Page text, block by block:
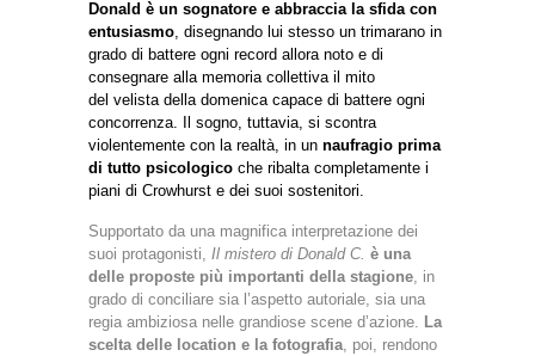
Donald è un sognatore e abbraccia la sfida con
entusiasmo, disegnando lui stesso un trimarano in
grado di battere ogni record allora noto e di
consegnare alla memoria collettiva il mito
del velista della domenica capace di battere ogni
concorrenza. Il sogno, tuttavia, si scontra
violentemente con la realtà, in un naufragio prima
di tutto psicologico che ribalta completamente i
piani di Crowhurst e dei suoi sostenitori.
Supportato da una magnifica interpretazione dei
suoi protagonisti, Il mistero di Donald C. è una
delle proposte più importanti della stagione, in
grado di conciliare sia l’aspetto autoriale, sia una
regia ambiziosa nelle grandiose scene d’azione. La
scelta delle location e la fotografia, poi, rendono